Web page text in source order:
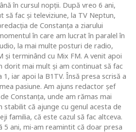
în cursul nopţii. După vreo 6 ani,
să fac şi televiziune, la TV Neptun,
de Constanţa a ziarului
în care am lucrat în paralel în
la mai multe posturi de radio,
şi terminând cu Mix FM. A venit apoi
dorit mai mult şi am continuat să fac
1, iar apoi la B1TV. Însă presa scrisă a
pasiune. Am ajuns redactor şef
Constanţa, unde am rămas mai
stabilit că ajunge cu genul acesta de
familia, că este cazul să fac altceva.
5 ani, mi-am reamintit că doar presa